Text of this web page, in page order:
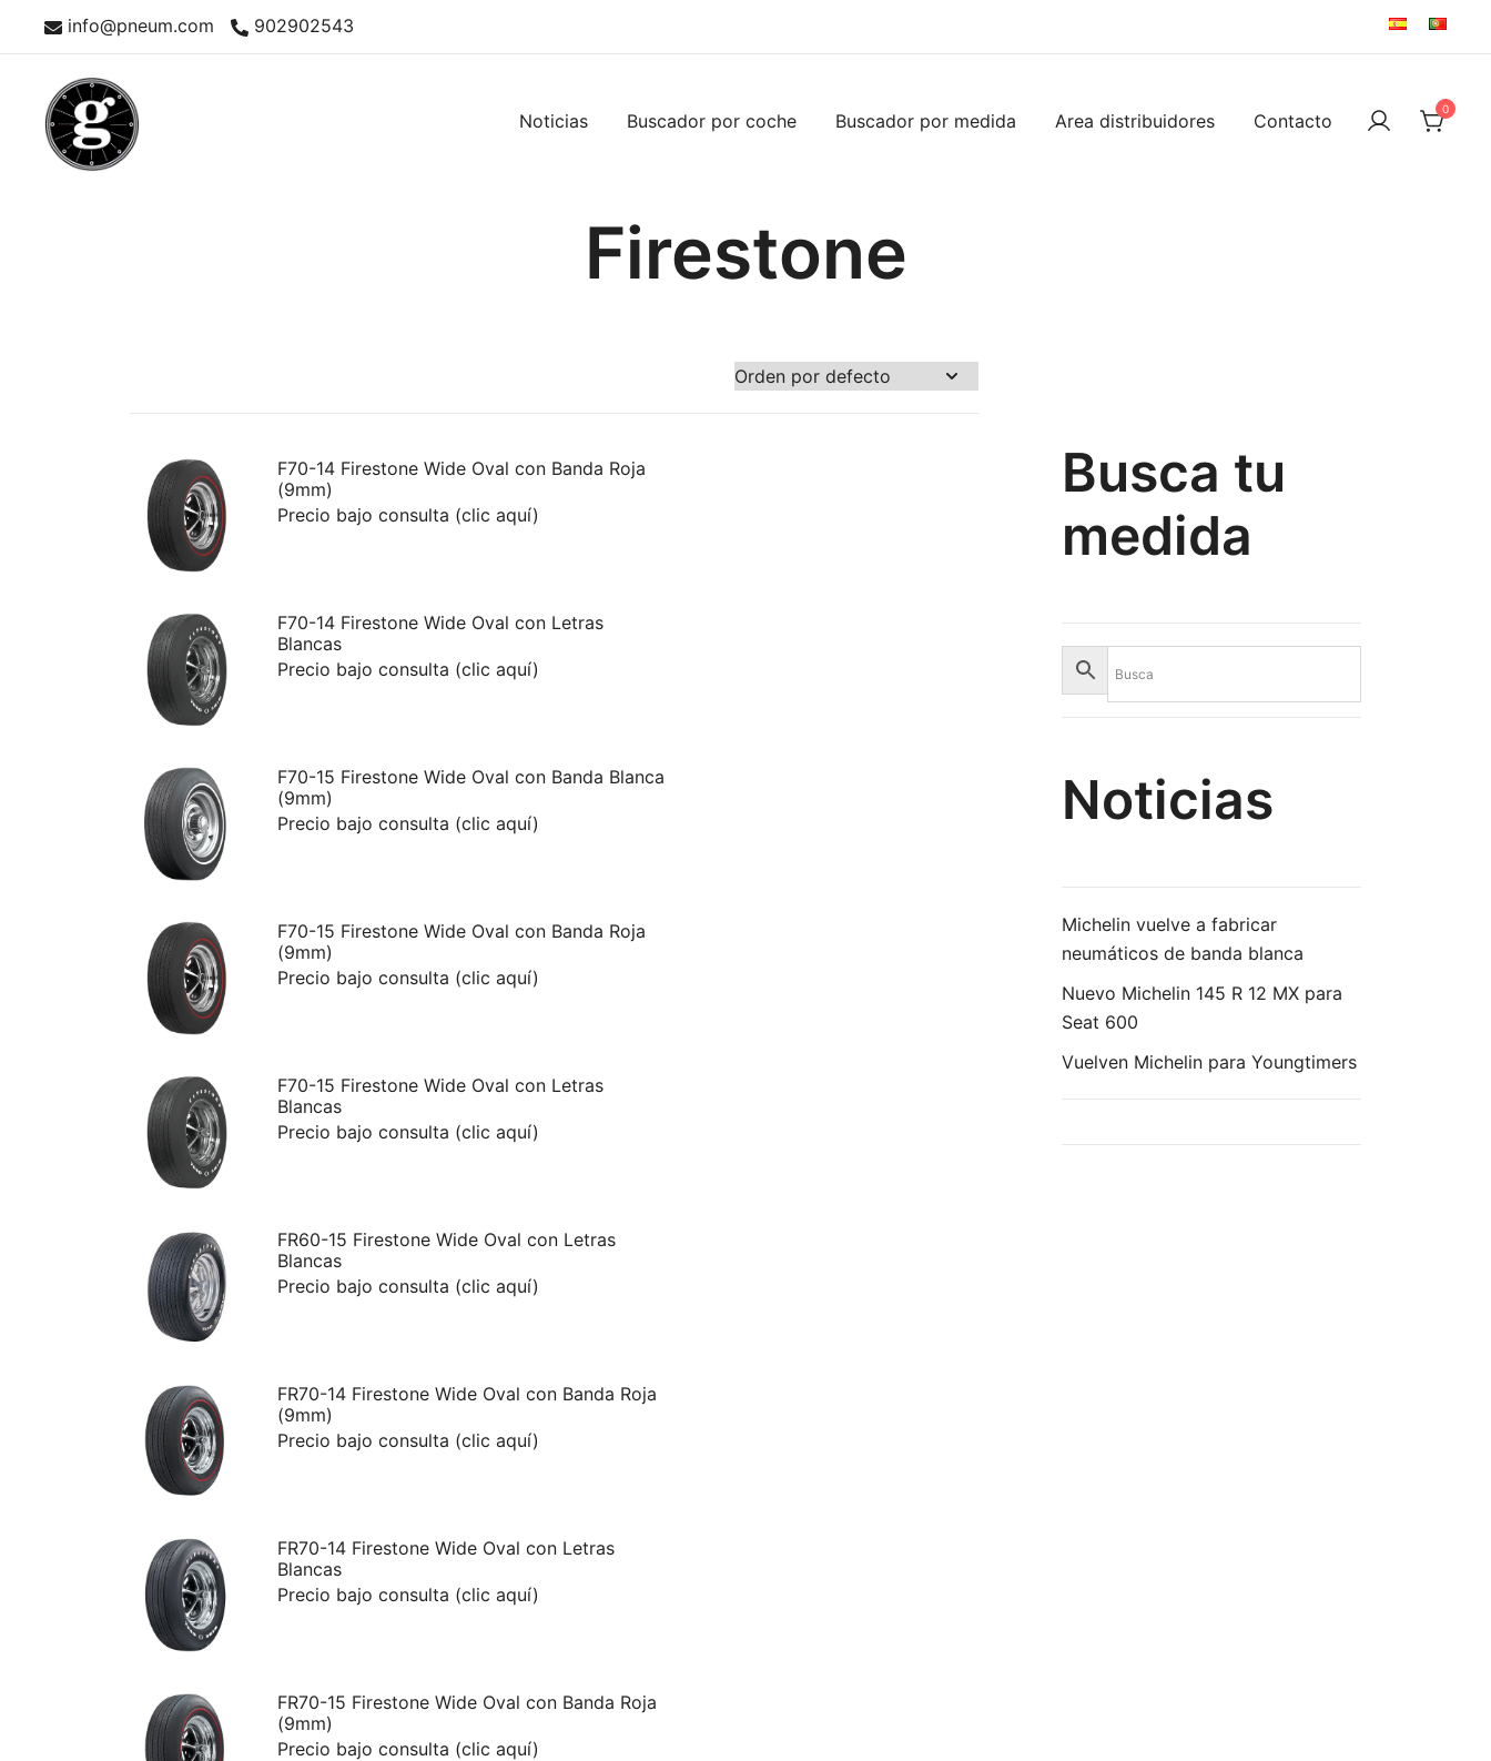
info@pneum.com 902902543
Noticias Buscador por coche Buscador por medida Area distribuidores Contacto
0
Firestone
F70-14 Firestone Wide Oval con Banda Roja
(9mm)
Precio bajo consulta (clic aquí)
F70-14 Firestone Wide Oval con Letras
Blancas
Precio bajo consulta (clic aquí)
F70-15 Firestone Wide Oval con Banda Blanca
(9mm)
Precio bajo consulta (clic aquí)
F70-15 Firestone Wide Oval con Banda Roja
(9mm)
Precio bajo consulta (clic aquí)
F70-15 Firestone Wide Oval con Letras
Blancas
Precio bajo consulta (clic aquí)
FR60-15 Firestone Wide Oval con Letras
Blancas
Precio bajo consulta (clic aquí)
FR70-14 Firestone Wide Oval con Banda Roja
(9mm)
Precio bajo consulta (clic aquí)
FR70-14 Firestone Wide Oval con Letras
Blancas
Precio bajo consulta (clic aquí)
FR70-15 Firestone Wide Oval con Banda Roja
(9mm)
Precio bajo consulta (clic aquí)
Busca tu
medida
Noticias
Michelin vuelve a fabricar
neumáticos de banda blanca
Nuevo Michelin 145 R 12 MX para
Seat 600
Vuelven Michelin para Youngtimers